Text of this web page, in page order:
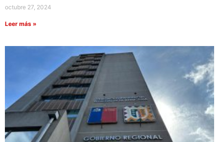
octubre 27, 2024
Leer más »